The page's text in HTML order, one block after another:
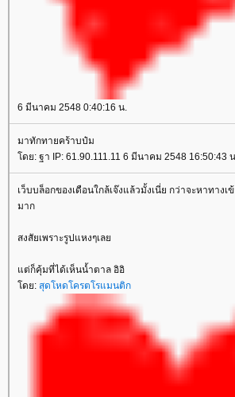
6 มีนาคม 2548 0:40:16 น.
มาทักทายคร้าบป๋ม
ดย: ฐา IP: 61.90.111.11 6 มีนาคม 2548 16:50:43
เว็บบล็อกของเดือนใกล้เจ๊งแล้วมั้งเนี่ย กว่าจะหาทาง
มาก
สงสัยเพราะรูปแหงๆเล
ต่ก็คุ้มที่ได้เห็นน้ำตาล อิอิ
ดย: สุดโหดโครตโรแมนติก